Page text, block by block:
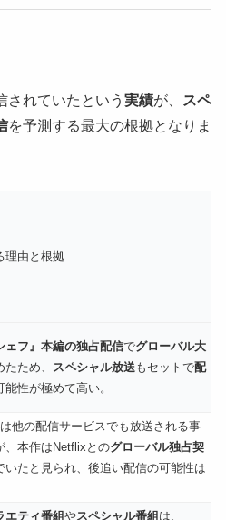
されていたという 実績が、
スペ
を予測する最大の根拠となりま
理由と根拠
ェフ』本編の独占配信でグローバル大
たため、 スペシャル放送もセットで配
能性が極めて高い。
他の配信サービスでも放送される事
、本作はNetflixとのグローバル独占契
いたと見られ、後追い配信の可能性は
エティ番組やスペシャル番組は、